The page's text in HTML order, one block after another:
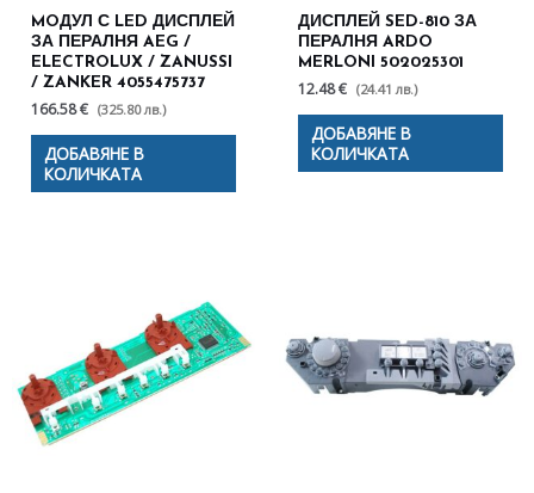
MOДУЛ С LED ДИСПЛЕЙ
ЗА ПЕРАЛНЯ AEG /
ELECTROLUX / ZANUSSI
/ ZANKER 4055475737
166.58 € (325.80 лв.)
ДОБАВЯНЕ В
КОЛИЧКАТА
ДИСПЛЕЙ SED-810 ЗА
ПЕРАЛНЯ ARDO
MERLONI 502025301
12.48 € (24.41 лв.)
ДОБАВЯНЕ В
КОЛИЧКАТА